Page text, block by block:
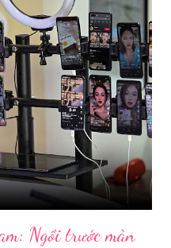
Ngồi trước màn